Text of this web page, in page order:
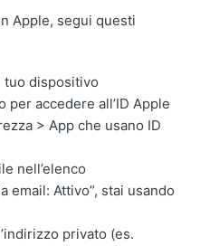
Apple, segui questi
tuo dispositivo
per accedere all’ID Apple
> App che usano ID
nell’elenco
email: Attivo”, stai usando
privato (es.